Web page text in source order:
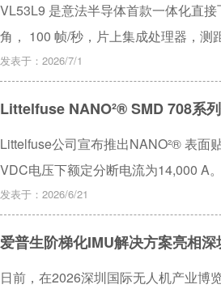
VL53L9 是意法半导体首款一体化直
角， 100 帧/秒，片上集成处理器，测
发表于：2026/7/1
Littelfuse NANO²® SMD 708系
Littelfuse公司宣布推出NANO²® 表面
VDC电压下额定分断电流为14,000 A。
发表于：2026/6/21
爱普生阶梯化IMU解决方案亮相
日前，在2026深圳国际无人机产业博